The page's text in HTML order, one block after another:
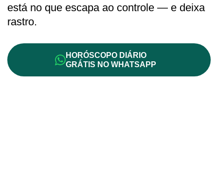
está no que escapa ao controle — e deixa
rastro.
HORÓSCOPO DIÁRIO
GRÁTIS NO WHATSAPP